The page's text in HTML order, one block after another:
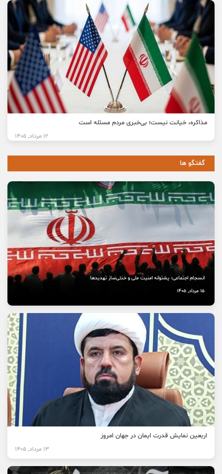
مذاکره، خیانت نیست؛ بی‌خبری مردم مسئله است
12 مرداد, 1405
گفتگو ها
انسجام اجتماعی؛ پشتوانه امنیت ملی و خنثی‌ساز تهدیدها
15 مرداد, 1405
اربعین نمایش قدرت ایمان در جهان امروز
13 مرداد, 1405